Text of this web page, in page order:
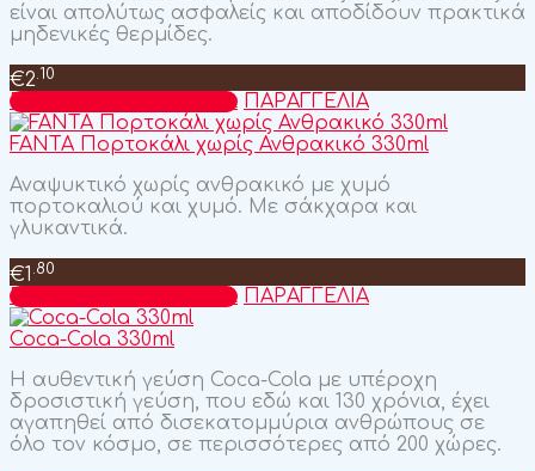
είναι απολύτως ασφαλείς και αποδίδουν πρακτικά
μηδενικές θερμίδες.
€2 .10
Προσθήκη στο καλάθι ΠΑΡΑΓΓΕΛΙΑ
FANTA Πορτοκάλι χωρίς Ανθρακικό 330ml
Αναψυκτικό χωρίς ανθρακικό με χυμό
πορτοκαλιού και χυμό. Με σάκχαρα και
γλυκαντικά.
€1 .80
Προσθήκη στο καλάθι ΠΑΡΑΓΓΕΛΙΑ
Coca-Cola 330ml
Η αυθεντική γεύση Coca-Cola με υπέροχη
δροσιστική γεύση, που εδώ και 130 χρόνια, έχει
αγαπηθεί από δισεκατομμύρια ανθρώπους σε
όλο τον κόσμο, σε περισσότερες από 200 χώρες.